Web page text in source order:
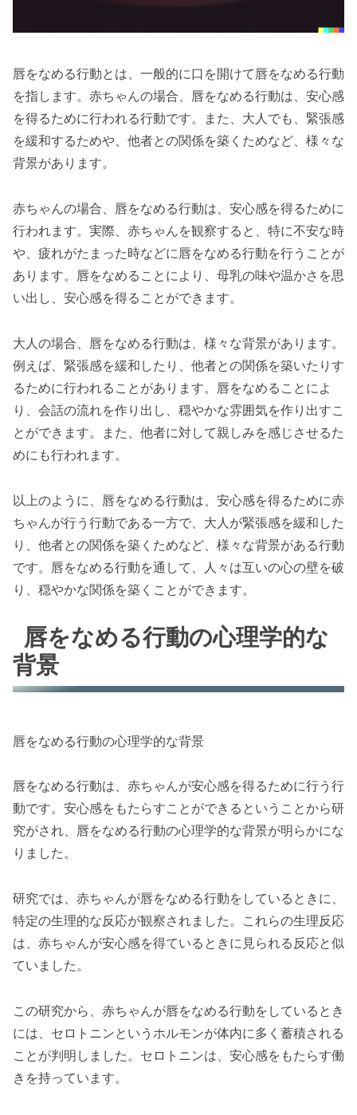
唇をなめる行動とは、一般的に口を開けて唇をなめる行動
を指します。赤ちゃんの場合、唇をなめる行動は、安心感
を得るために行われる行動です。また、大人でも、緊張感
を緩和するためや、他者との関係を築くためなど、様々な
背景があります。
赤ちゃんの場合、唇をなめる行動は、安心感を得るために
行われます。実際、赤ちゃんを観察すると、特に不安な時
や、疲れがたまった時などに唇をなめる行動を行うことが
あります。唇をなめることにより、母乳の味や温かさを思
い出し、安心感を得ることができます。
大人の場合、唇をなめる行動は、様々な背景があります。
例えば、緊張感を緩和したり、他者との関係を築いたりす
るために行われることがあります。唇をなめることによ
り、会話の流れを作り出し、穏やかな雰囲気を作り出すこ
とができます。また、他者に対して親しみを感じさせるた
めにも行われます。
以上のように、唇をなめる行動は、安心感を得るために赤
ちゃんが行う行動である一方で、大人が緊張感を緩和した
り、他者との関係を築くためなど、様々な背景がある行動
です。唇をなめる行動を通して、人々は互いの心の壁を破
り、穏やかな関係を築くことができます。
唇をなめる行動の心理学的な
背景
唇をなめる行動の心理学的な背景
唇をなめる行動は、赤ちゃんが安心感を得るために行う行
動です。安心感をもたらすことができるということから研
究がされ、唇をなめる行動の心理学的な背景が明らかにな
りました。
研究では、赤ちゃんが唇をなめる行動をしているときに、
特定の生理的な反応が観察されました。これらの生理反応
は、赤ちゃんが安心感を得ているときに見られる反応と似
ていました。
この研究から、赤ちゃんが唇をなめる行動をしているとき
には、セロトニンというホルモンが体内に多く蓄積される
ことが判明しました。セロトニンは、安心感をもたらす働
きを持っています。